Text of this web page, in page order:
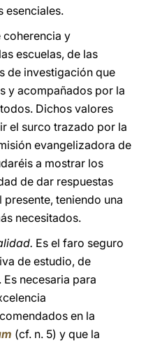
esenciales.
coherencia y
escuelas, de las
de investigación que
y acompañados por la
Dichos valores
el surco trazado por la
evangelizadora de
a mostrar los
de dar respuestas
teniendo una
necesitados.
Es el faro seguro
de estudio, de
necesaria para
en la
(cf. n. 5) y que la